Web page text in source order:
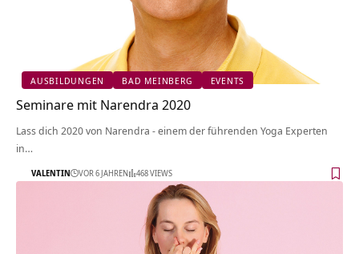
AUSBILDUNGEN BAD MEINBERG EVENTS
Seminare mit Narendra 2020
Lass dich 2020 von Narendra - einem der führenden Yoga Experten
in…
VALENTIN VOR 6 JAHREN 468 VIEWS